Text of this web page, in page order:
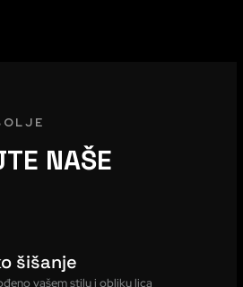
NAŠE
šišanje
vašem stilu i obliku lica